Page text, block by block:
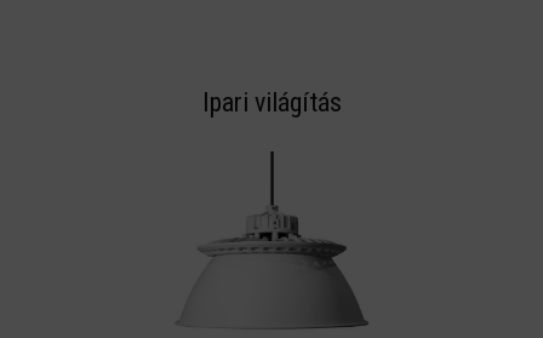
Ipari világítás